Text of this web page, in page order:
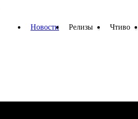
Новости Релизы Чтиво